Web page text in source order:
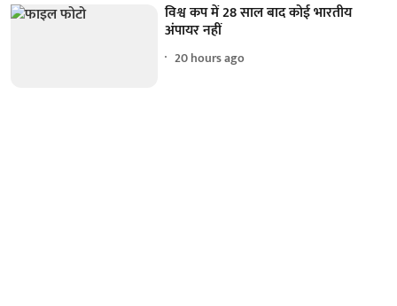
विश्व कप में 28 साल बाद कोई भारतीय
अंपायर नहीं
20 hours ago